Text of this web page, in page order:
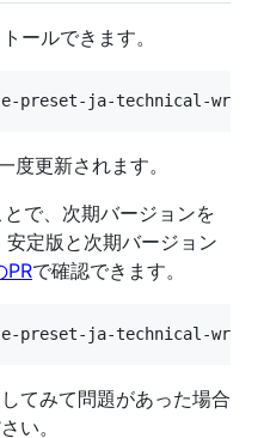
ールできます。
度更新されます。
とで、次期バージョンを
定版と次期バージョン
PRで確認できます。
てみて問題があった場合
い。